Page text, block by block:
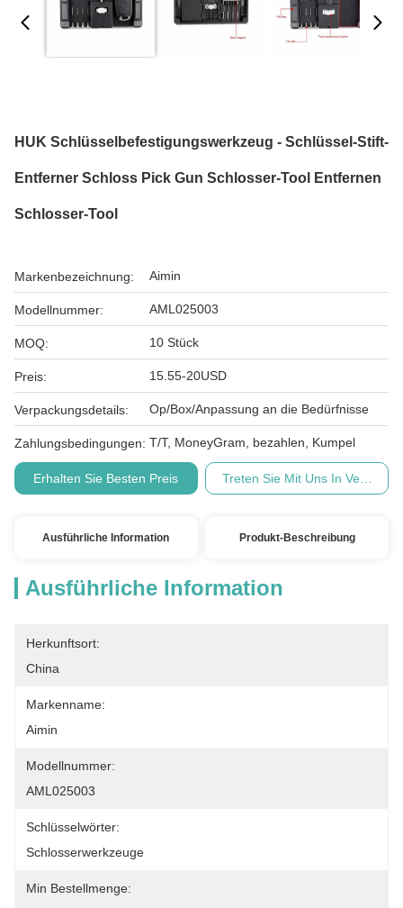
HUK Schlüsselbefestigungswerkzeug - Schlüssel-Stift-
Entferner Schloss Pick Gun Schlosser-Tool Entfernen
Schlosser-Tool
Markenbezeichnung: Aimin
Modellnummer: AML025003
MOQ: 10 Stück
Preis: 15.55-20USD
Verpackungsdetails: Op/Box/Anpassung an die Bedürfnisse
Zahlungsbedingungen: T/T, MoneyGram, bezahlen, Kumpel
Erhalten Sie Besten Preis Treten Sie Mit Uns In
Ausführliche Information Produkt-Beschreibung
Ausführliche Information
Herkunftsort:
China
Markenname:
Aimin
Modellnummer:
AML025003
Schlüsselwörter:
Schlosserwerkzeuge
Min Bestellmenge: